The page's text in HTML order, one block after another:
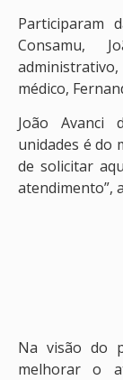
Participaram
Consamu,
médico,
João Avanci
unidades é do
de solicitar
atendimento”,
Na visão do
melhorar o